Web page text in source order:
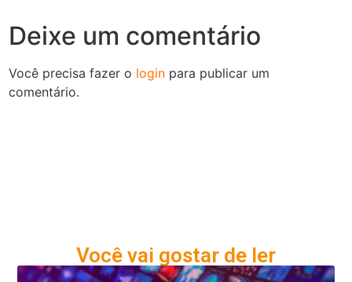
Deixe um comentário
Você precisa fazer o login para publicar um
comentário.
Você vai gostar de ler